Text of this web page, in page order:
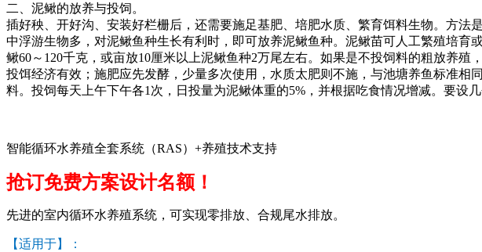
二、泥鳅的放养与投饲。
插好秧、开好沟、安装好栏栅后，还需要施足基肥、培肥水质、繁育饵料生物。方法
中浮游生物多，对泥鳅鱼种生长有利时，即可放养泥鳅鱼种。泥鳅苗可人工繁殖培
鳅60～ 120千克，或亩放10厘米以上泥鳅鱼种2万尾左右。如果是不投饲料的粗放养殖
投饵经济有效；施肥应先发酵，少量多次使用，水质太肥则不施，与池塘养鱼标准
料。投饲每天上午下午各1 次，日投量为泥鳅体重的5% ，并根据吃食情况增减。要设
智能循环水养殖全套系统（RAS）+养殖技术支持
抢订免费方案设计名额！
先进的室内循环水养殖系统，可实现零排放、合规尾水排放。
【适用于】：